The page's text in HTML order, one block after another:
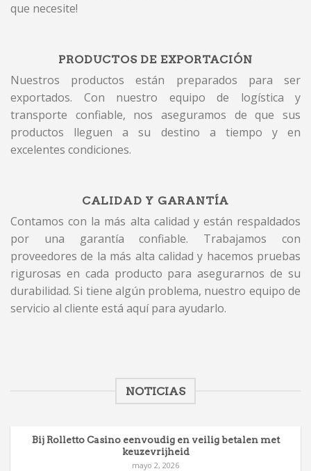
que necesite!
PRODUCTOS DE EXPORTACIÓN
Nuestros productos están preparados para ser
exportados. Con nuestro equipo de logística y
transporte confiable, nos aseguramos de que sus
productos lleguen a su destino a tiempo y en
excelentes condiciones.
CALIDAD Y GARANTÍA
Contamos con la más alta calidad y están respaldados
por una garantía confiable. Trabajamos con
proveedores de la más alta calidad y hacemos pruebas
rigurosas en cada producto para asegurarnos de su
durabilidad. Si tiene algún problema, nuestro equipo de
servicio al cliente está aquí para ayudarlo.
NOTICIAS
Bij Rolletto Casino eenvoudig en veilig betalen met
keuzevrijheid
mayo 2, 2026